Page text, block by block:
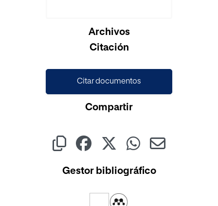
Archivos
Citación
Citar documentos
Compartir
Gestor bibliográfico